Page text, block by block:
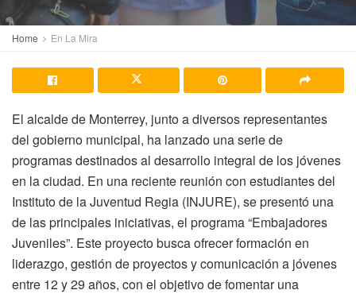
Home En La Mira
El alcalde de Monterrey, junto a diversos representantes
del gobierno municipal, ha lanzado una serie de
programas destinados al desarrollo integral de los jóvenes
en la ciudad. En una reciente reunión con estudiantes del
Instituto de la Juventud Regia (INJURE), se presentó una
de las principales iniciativas, el programa “Embajadores
Juveniles”. Este proyecto busca ofrecer formación en
liderazgo, gestión de proyectos y comunicación a jóvenes
entre 12 y 29 años, con el objetivo de fomentar una